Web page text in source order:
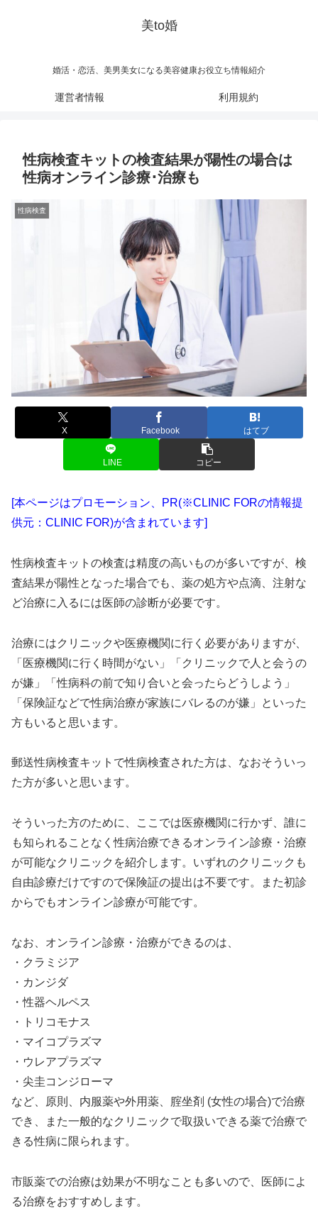
美to婚
婚活・恋活、美男美女になる美容健康お役立ち情報紹介
運営者情報 利用規約
性病検査キットの検査結果が陽性の場合は
性病オンライン診療･治療も
性病検査
X Facebook はてブ
LINE コピー
[本ページはプロモーション、PR(※CLINIC FORの情報提
供元：CLINIC FOR)が含まれています]
性病検査キットの検査は精度の高いものが多いですが、検
査結果が陽性となった場合でも、薬の処方や点滴、注射な
ど治療に入るには医師の診断が必要です。
治療にはクリニックや医療機関に行く必要がありますが、
「医療機関に行く時間がない」「クリニックで人と会うの
が嫌」「性病科の前で知り合いと会ったらどうしよう」
「保険証などで性病治療が家族にバレるのが嫌」といった
方もいると思います。
郵送性病検査キットで性病検査された方は、なおそういっ
た方が多いと思います。
そういった方のために、ここでは医療機関に行かず、誰に
も知られることなく性病治療できるオンライン診療・治療
が可能なクリニックを紹介します。いずれのクリニックも
自由診療だけですので保険証の提出は不要です。また初診
からでもオンライン診療が可能です。
なお、オンライン診療・治療ができるのは、
・クラミジア
・カンジダ
・性器ヘルペス
・トリコモナス
・マイコプラズマ
・ウレアプラズマ
・尖圭コンジローマ
など、原則、内服薬や外用薬、腟坐剤 (女性の場合)で治療
でき、また一般的なクリニックで取扱いできる薬で治療で
きる性病に限られます。
市販薬での治療は効果が不明なことも多いので、医師によ
る治療をおすすめします。